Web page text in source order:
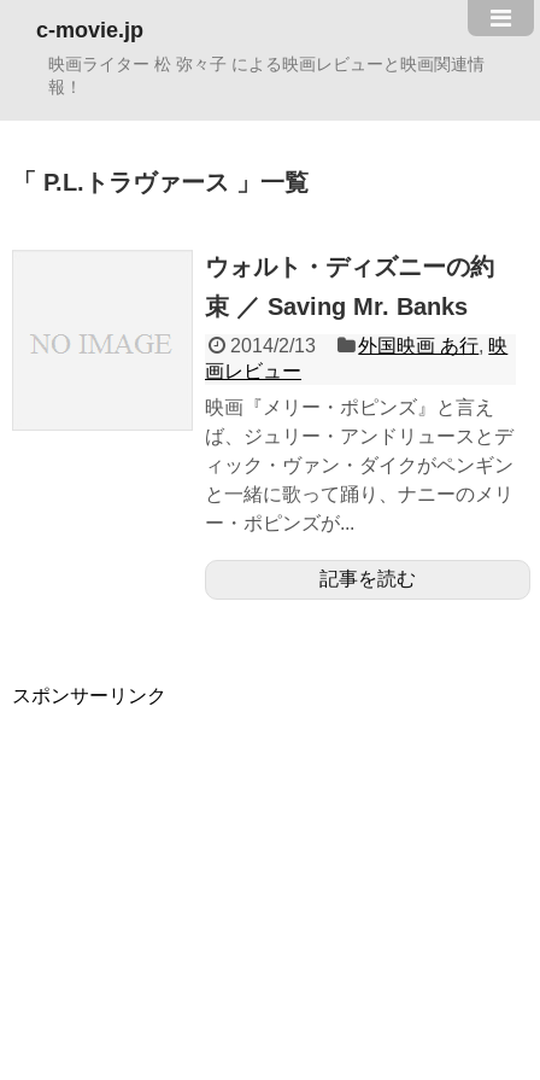
c-movie.jp
映画ライター 松 弥々子 による映画レビューと映画関連情
報！
P.L.トラヴァース 一覧
ウォルト・ディズニーの約
束 ／ Saving Mr. Banks
2014/2/13 外国映画 あ行, 映
画レビュー
映画『メリー・ポピンズ』と言え
ば、ジュリー・アンドリュースとデ
ィック・ヴァン・ダイクがペンギン
と一緒に歌って踊り、ナニーのメリ
ー・ポピンズが...
記事を読む
スポンサーリンク